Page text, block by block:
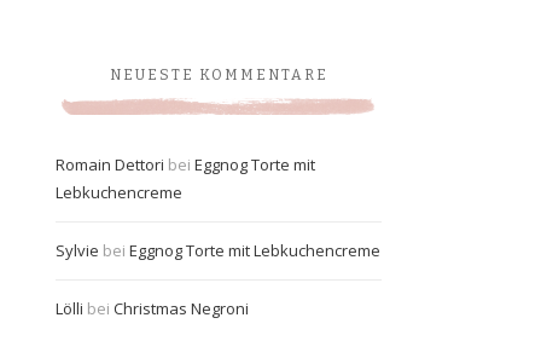
NEUESTE KOMMENTARE
Romain Dettori bei Eggnog Torte mit
Lebkuchencreme
Sylvie bei Eggnog Torte mit Lebkuchencreme
Lölli bei Christmas Negroni